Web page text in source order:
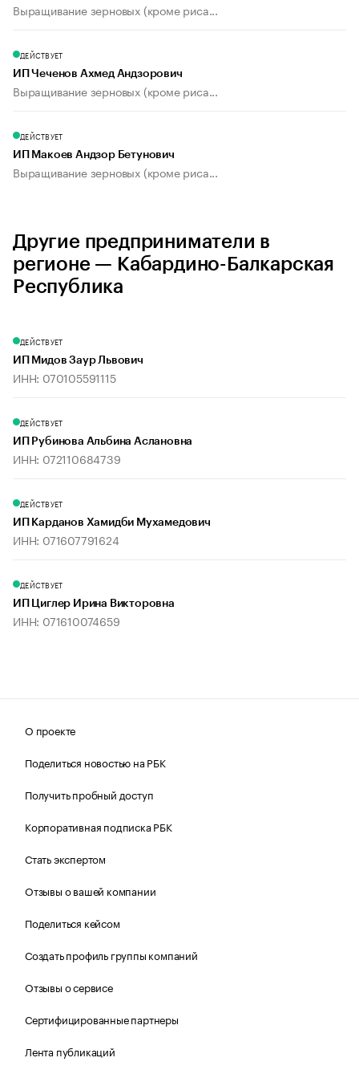
Выращивание зерновых (кроме риса...
ДЕЙСТВУЕТ
ИП Чеченов Ахмед Андзорович
Выращивание зерновых (кроме риса...
ДЕЙСТВУЕТ
ИП Макоев Андзор Бетунович
Выращивание зерновых (кроме риса...
Другие предприниматели в
регионе — Кабардино-Балкарская
Республика
ДЕЙСТВУЕТ
ИП Мидов Заур Львович
ИНН: 070105591115
ДЕЙСТВУЕТ
ИП Рубинова Альбина Аслановна
ИНН: 072110684739
ДЕЙСТВУЕТ
ИП Карданов Хамидби Мухамедович
ИНН: 071607791624
ДЕЙСТВУЕТ
ИП Циглер Ирина Викторовна
ИНН: 071610074659
О проекте
Поделиться новостью на РБК
Получить пробный доступ
Корпоративная подписка РБК
Стать экспертом
Отзывы о вашей компании
Поделиться кейсом
Создать профиль группы компаний
Отзывы о сервисе
Сертифицированные партнеры
Лента публикаций